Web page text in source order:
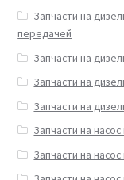
Запчасти на
передачей
Запчасти на
Запчасти на
Запчасти на
Запчасти на
Запчасти на